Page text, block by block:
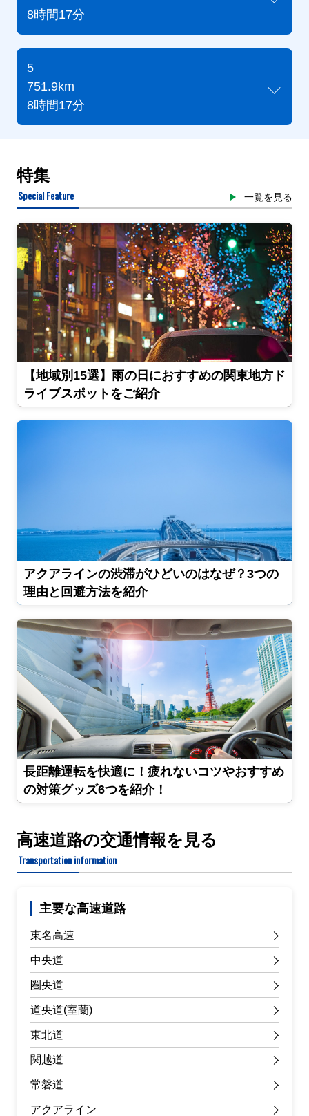
8時間17分
5
751.9km
8時間17分
特集
Special Feature 一覧を見る
【地域別15選】雨の日におすすめの関東地方ド
ライブスポットをご紹介
アクアラインの渋滞がひどいのはなぜ？3つの
理由と回避方法を紹介
長距離運転を快適に！疲れないコツやおすすめ
の対策グッズ6つを紹介！
高速道路の交通情報を見る
Transportation information
主要な高速道路
東名高速
中央道
圏央道
道央道(室蘭)
東北道
関越道
常磐道
アクアライン